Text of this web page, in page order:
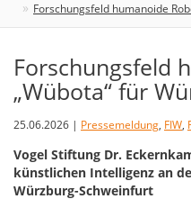
Forschungsfeld humanoide
Forschungsfeld
„Wübota“ für
25.06.2026 | Pressemeldung, FIW,
Vogel Stiftung Dr.
künstlichen Intelligenz an
Würzburg-Schweinfurt